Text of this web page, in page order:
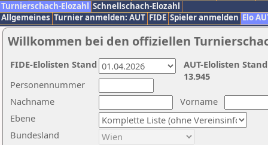
Turnierschach-Elozahl Schnellschach-Elozahl
Allgemeines Turnier anmelden: AUT FIDE Spieler anmelden Elo
Willkommen bei den offiziellen
Nachname
Vorname
Ebene
Personennummer
Bundesland
AUT-Elolisten
13.945
FIDE-Elolisten Stand